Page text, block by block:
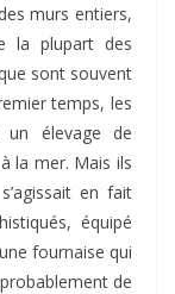
murs entiers,
la plupart des
sont souvent
temps, les
élevage de
la mer. Mais ils
en fait
équipé
fournaise qui
de